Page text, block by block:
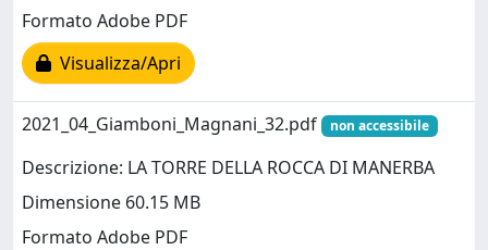
Formato Adobe PDF
Visualizza/Apri
2021_04_Giamboni_Magnani_32.pdf non accessibile
Descrizione: LA TORRE DELLA ROCCA DI MANERBA
Dimensione 60.15 MB
Formato Adobe PDF